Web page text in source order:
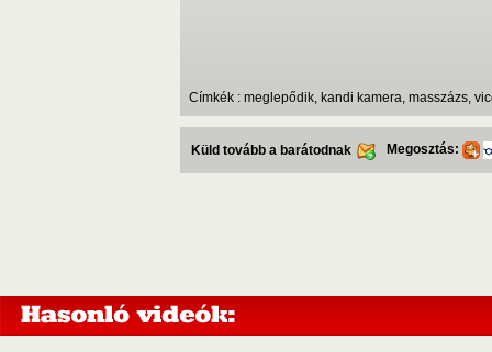
Címkék : meglepődik, kandi kamera, masszázs,
Küld tovább a barátodnak Megosztás: